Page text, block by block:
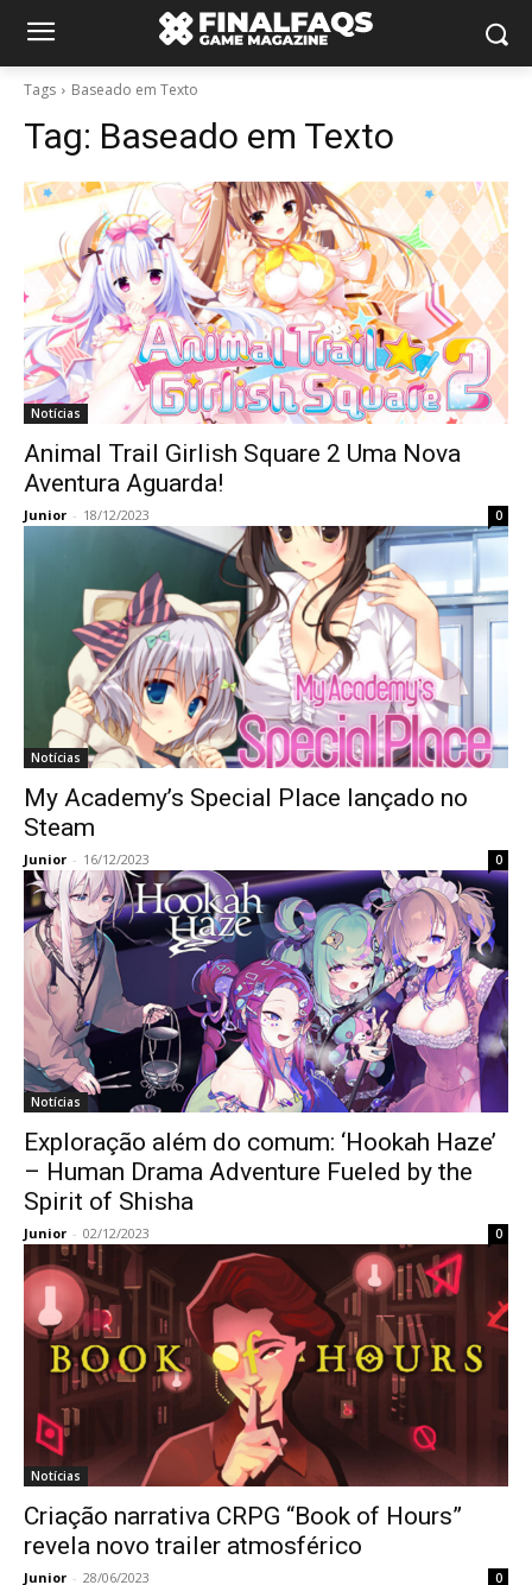
Tags Baseado em Texto
Tag: Baseado em Texto
Notícias
Animal Trail Girlish Square 2 Uma Nova
Aventura Aguarda!
Junior - 18/12/2023 0
Notícias
My Academy’s Special Place lançado no
Steam
Junior - 16/12/2023 0
Notícias
Exploração além do comum: ‘Hookah Haze’
– Human Drama Adventure Fueled by the
Spirit of Shisha
Junior - 02/12/2023 0
Notícias
Criação narrativa CRPG “Book of Hours”
revela novo trailer atmosférico
Junior - 28/06/2023 0